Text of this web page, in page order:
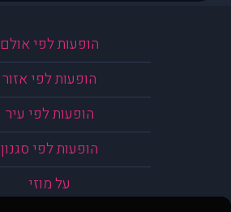
הופעות לפי אולם
הופעות לפי אזור
הופעות לפי עיר
הופעות לפי סגנון
על מוזי